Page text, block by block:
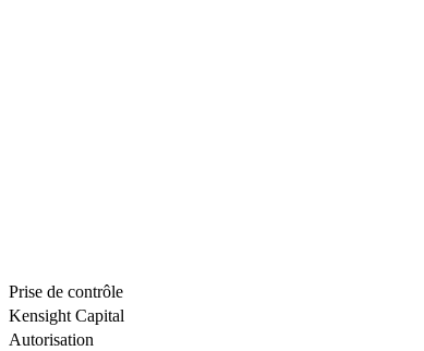
Prise de contrôle
Kensight Capital
Autorisation